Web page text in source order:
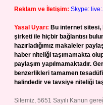
Reklam ve İletişim: Skype:
Yasal Uyarı: Bu internet sitesi,
şirketi ile hiçbir bağlantısı
hazırladığımız makaleler
haber niteliği taşımamakta
paylaşım yapılmamaktadır.
benzerlikleri tamamen
halindedir ve tavsiye niteliği
Sitemiz, 5651 Sayılı Kanun